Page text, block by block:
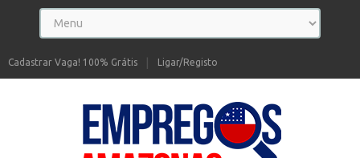
Ligar/Registo
Cadastrar Vaga! 100% Grátis